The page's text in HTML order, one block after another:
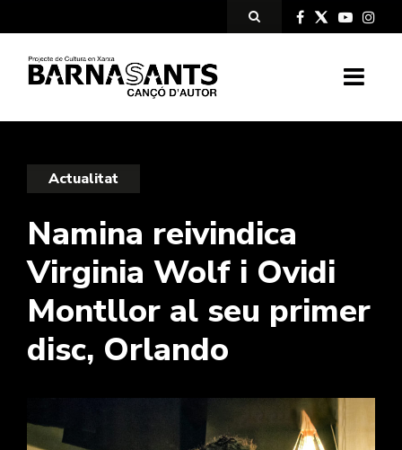
Actualitat
Namina reivindica
Virginia Wolf i Ovidi
Montllor al seu primer
disc, Orlando